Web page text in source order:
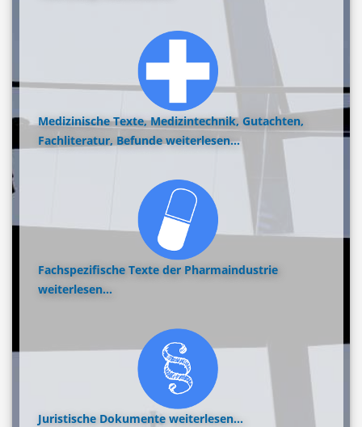
Medizinische Texte, Medizintechnik, Gutachten,
Fachliteratur, Befunde weiterlesen...
Fachspezifische Texte der Pharmaindustrie
weiterlesen...
Juristische Dokumente weiterlesen...